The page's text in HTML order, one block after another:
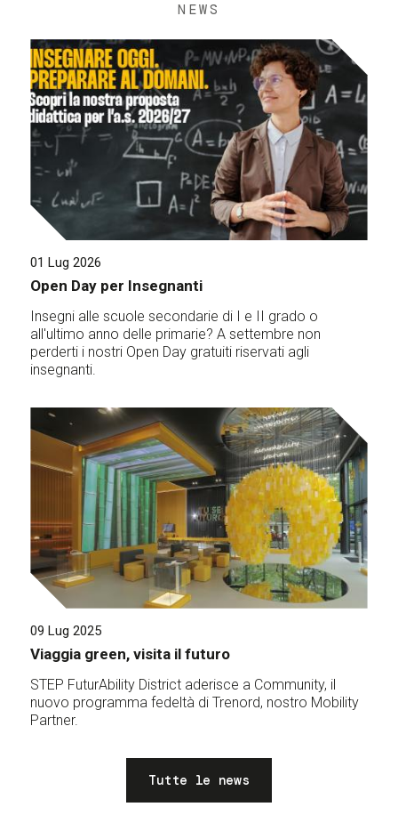
NEWS
01 Lug 2026
Open Day per Insegnanti
Insegni alle scuole secondarie di I e II grado o
all'ultimo anno delle primarie? A settembre non
perderti i nostri Open Day gratuiti riservati agli
insegnanti.
09 Lug 2025
Viaggia green, visita il futuro
STEP FuturAbility District aderisce a Community, il
nuovo programma fedeltà di Trenord, nostro Mobility
Partner.
Tutte le news